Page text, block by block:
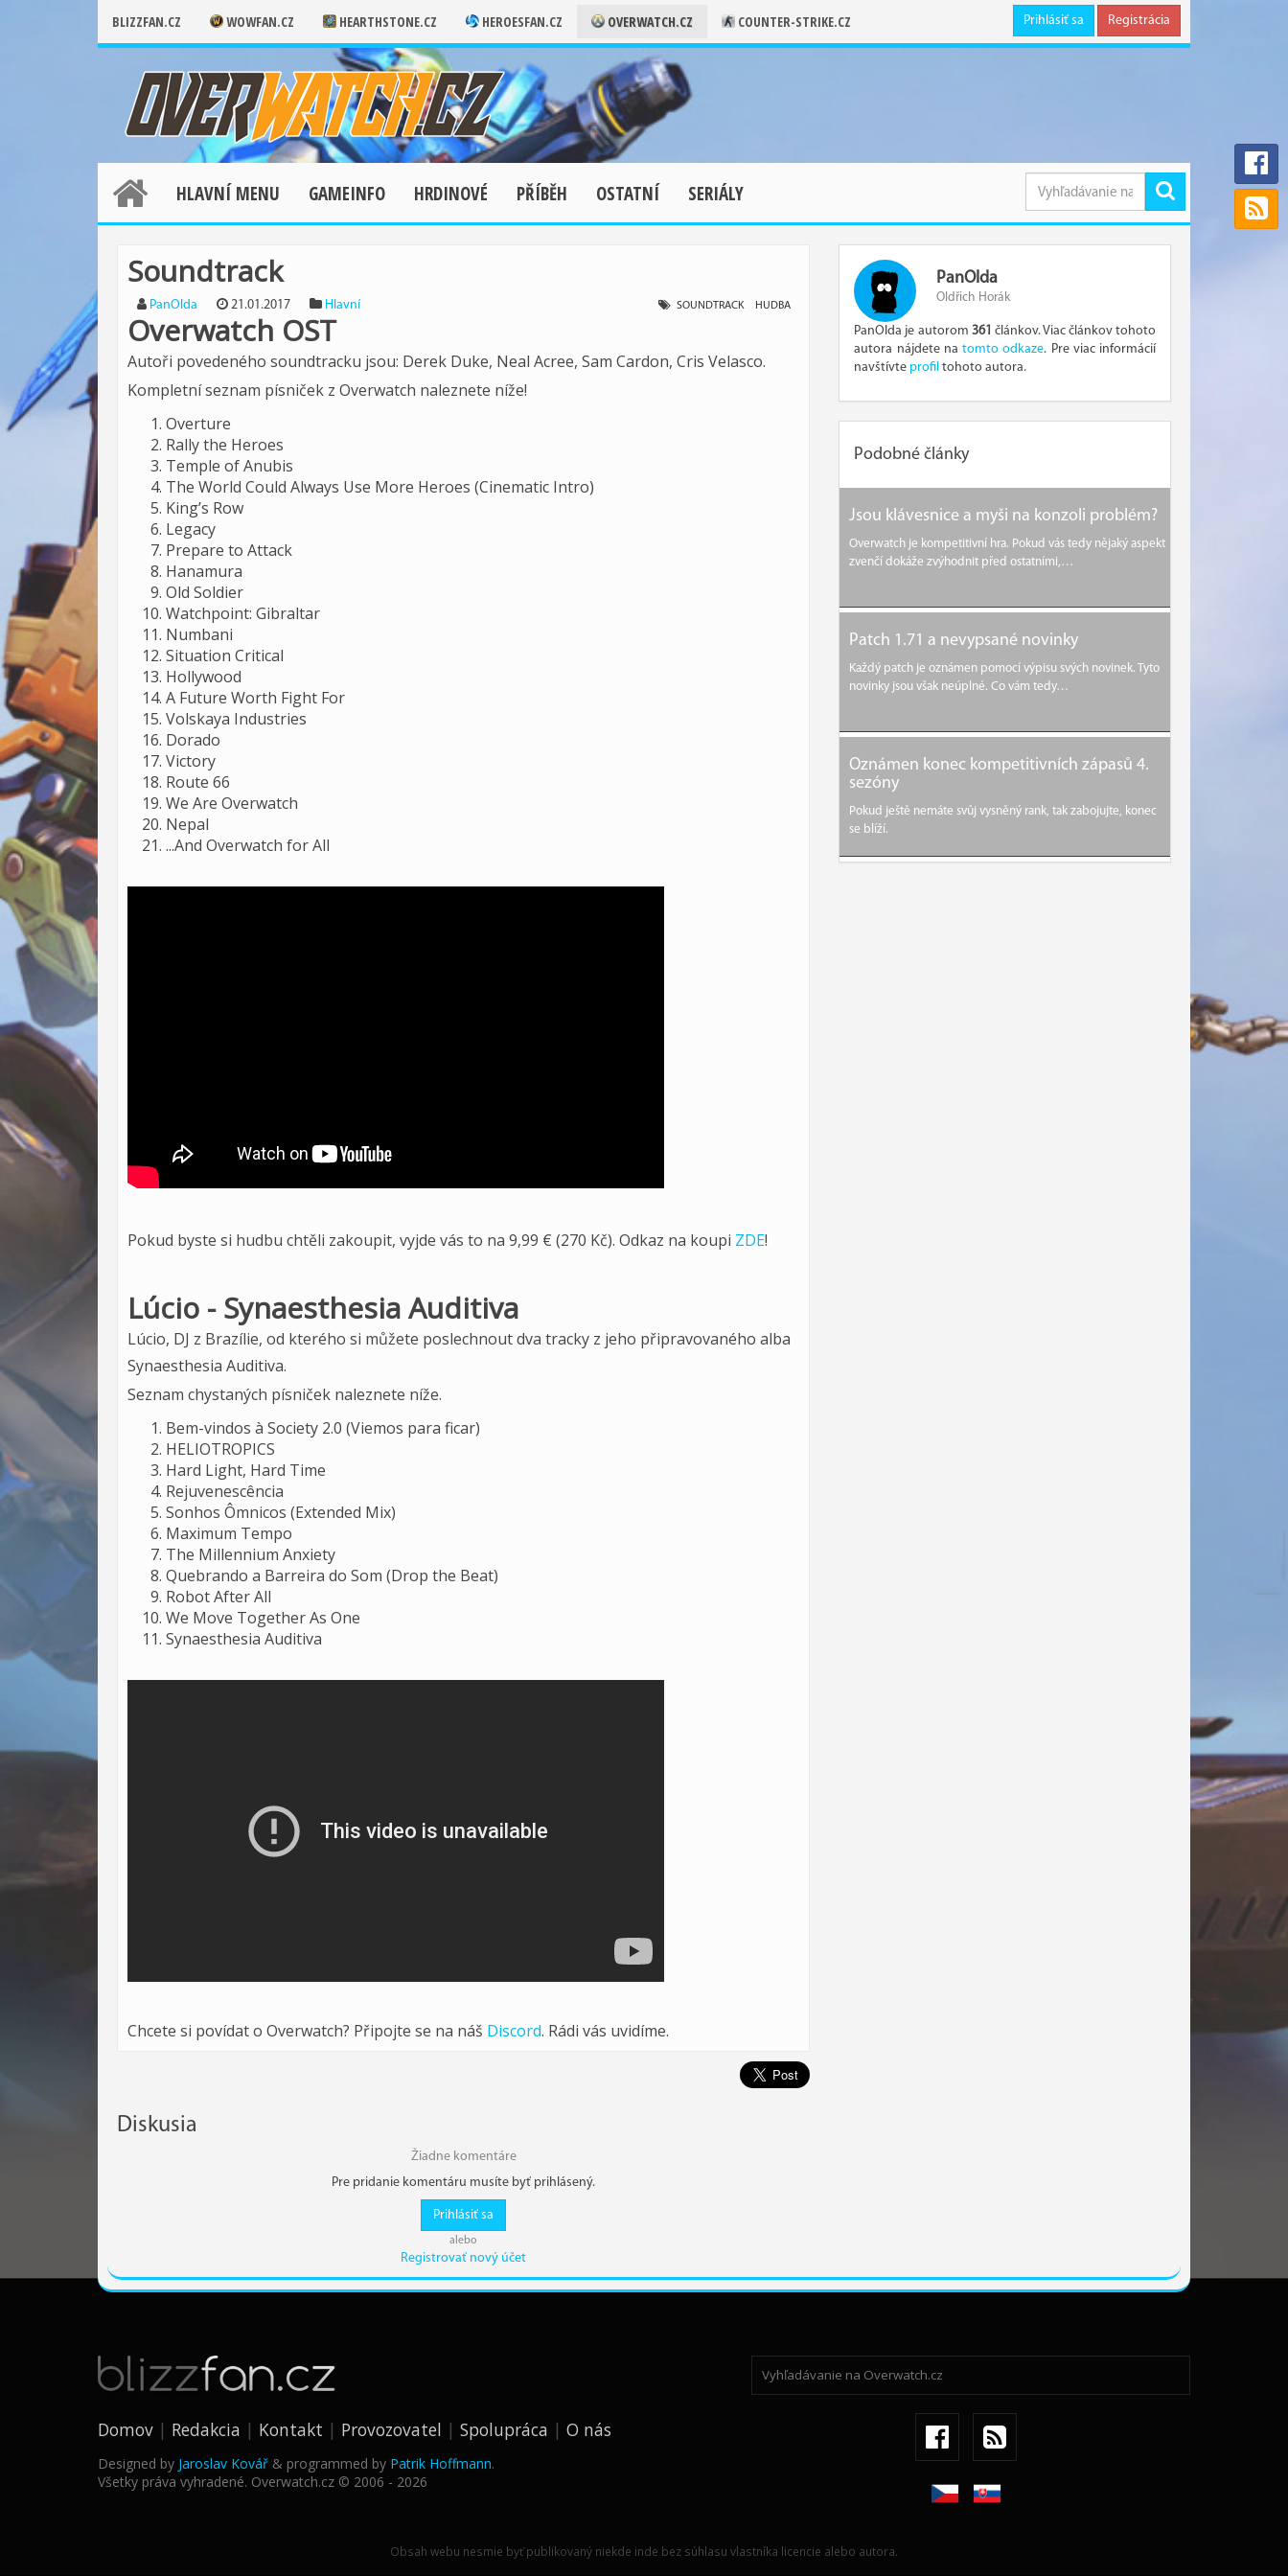
BLIZZFAN.CZ WOWFAN.CZ HEARTHSTONE.CZ HEROESFAN.CZ OVERWATCH.CZ COUNTER-STRIKE.CZ Prihlásiť sa Registrácia
HLAVNÍ MENU GAMEINFO HRDINOVÉ PŘÍBĚH OSTATNÍ SERIÁLY
Soundtrack
PanOlda 21.01.2017 Hlavní SOUNDTRACK HUDBA
Overwatch OST
Autoři povedeného soundtracku jsou: Derek Duke, Neal Acree, Sam Cardon, Cris Velasco.
Kompletní seznam písniček z Overwatch naleznete níže!
Overture
Rally the Heroes
Temple of Anubis
The World Could Always Use More Heroes (Cinematic Intro)
King’s Row
Legacy
Prepare to Attack
Hanamura
Old Soldier
Watchpoint: Gibraltar
Numbani
Situation Critical
Hollywood
A Future Worth Fight For
Volskaya Industries
Dorado
Victory
Route 66
We Are Overwatch
Nepal
...And Overwatch for All
Pokud byste si hudbu chtěli zakoupit, vyjde vás to na 9,99 € (270 Kč). Odkaz na koupi ZDE!
Lúcio - Synaesthesia Auditiva
Lúcio, DJ z Brazílie, od kterého si můžete poslechnout dva tracky z jeho připravovaného alba
Synaesthesia Auditiva.
Seznam chystaných písniček naleznete níže.
Bem-vindos à Society 2.0 (Viemos para ficar)
HELIOTROPICS
Hard Light, Hard Time
Rejuvenescência
Sonhos Ômnicos (Extended Mix)
Maximum Tempo
The Millennium Anxiety
Quebrando a Barreira do Som (Drop the Beat)
Robot After All
We Move Together As One
Synaesthesia Auditiva
Chcete si povídat o Overwatch? Připojte se na náš Discord. Rádi vás uvidíme.
PanOlda
Oldřich Horák
PanOlda je autorom 361 článkov. Viac článkov tohoto
autora nájdete natomto odkaze. Pre viac informácií
navštívte profil tohoto autora.
Podobné články
Jsou klávesnice a myši na konzoli problém?
Overwatch je kompetitivní hra. Pokud vás tedy nějaký aspekt
zvenčí dokáže zvýhodnit před ostatními,…
Patch 1.71 a nevypsané novinky
Každý patch je oznámen pomocí výpisu svých novinek. Tyto
novinky jsou však neúplné. Co vám tedy…
Oznámen konec kompetitivních zápasů 4.
sezóny
Pokud ještě nemáte svůj vysněný rank, tak zabojujte, konec
se blíží.
Diskusia
Žiadne komentáre
Pre pridanie komentáru musíte byť prihlásený.
Prihlásiť sa
alebo
Registrovať nový účet
Domov Redakcia Kontakt Provozovatel Spolupráca O nás
Designed by Jaroslav Kovář & programmed by Patrik Hoffmann.
Všetky práva vyhradené. Overwatch.cz © 2006 - 2026
Obsah webu nesmie byť publikovaný niekde inde bez súhlasu vlastníka licencie alebo autora.